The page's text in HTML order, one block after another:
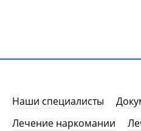
Наши специалисты
Лечение наркомании